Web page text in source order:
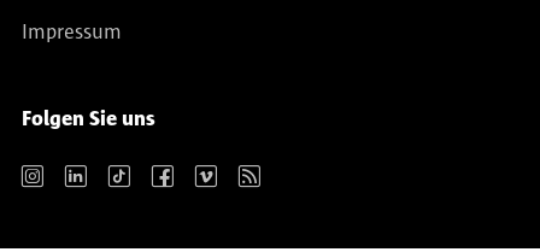
Impressum
Folgen Sie uns
Instagram LinkedIn TikTok Facebook Vimeo RSS